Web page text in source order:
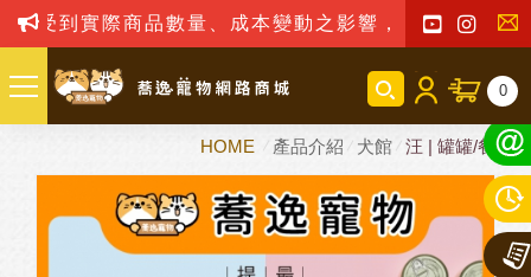
實際商品數量、成本變動之影響，我司保留訂單接受
聯
我
們
0
HOME 產品介紹 犬館 汪 | 罐罐/餐包